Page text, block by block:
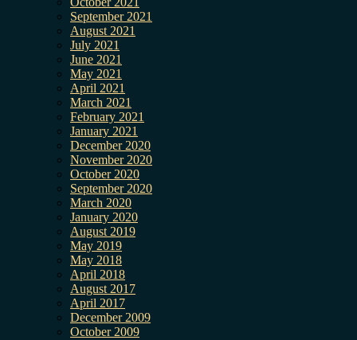
September 2021
August 2021
July 2021
June 2021
May 2021
April 2021
March 2021
February 2021
January 2021
December 2020
November 2020
October 2020
September 2020
March 2020
January 2020
August 2019
May 2019
May 2018
April 2018
August 2017
April 2017
December 2009
October 2009